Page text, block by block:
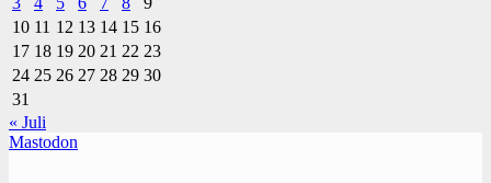
10 11 12 13 14 15 16
17 18 19 20 21 22 23
24 25 26 27 28 29 30
31
« Juli
Mastodon